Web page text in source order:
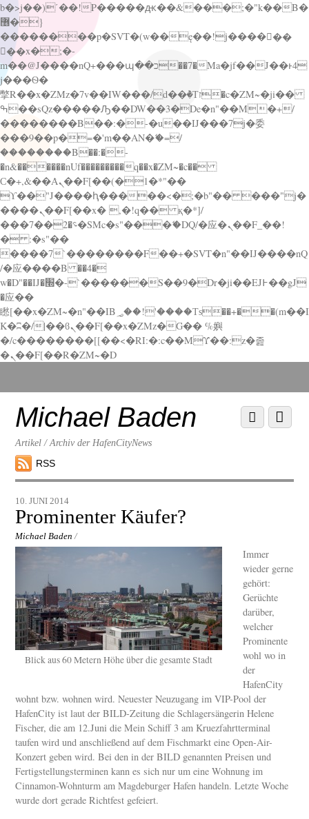
b�>j��)΄��!P�����ԫ��&���;�"k��B�
޶�}
��������p�SVT�(w��ę��!j������
��x�;�-
m��@J����nQ+���պ��כ��7�Ma�jf��J��ͱ4
j���Ѳ�
撆R��x�ZMz�7v��IW���/d��ٞ�Тז�c�ZM~�ji��
ߒ��sQz�����Ԡ��DW��3�De�n"��M�+/
��������B��:�-�u��IJ���7j�委
���9��p�=�'m��AN�ޭ�=/
��������B��:�-
�n&������nUf���������q��x�ZM~�c��
Ϲ�+,&��Ὰܢ��F[��(�1�*"��
ϒ��"J����ԧ�����<�;�b"�� ���"j�
����ܢ��F[��x� ,�!q�� қ�*]/
���؝�2��7�SMc�s"���ޭ�DQ/�应�ܢ��F_��!
� :�s"��
����7`��������F��+�SVT�n"��IJ����nQ
/�应����B ��4�
w�D"��IJ�׭�-`������S��9�Dr�ji��EJ߅��gJ
�应��
矁[��x�ZM~�n"��IB؃��!'����Тѕ��+��(m��I
K�ʭ�/|��ϐܢ��F[��x�ZMz�G�� %嬩
�/c��������[[��<�RI:�:c��MΎ��:z�졾
�ܢ��F[��R�ZM~�D
down
contentMichael Baden
Artikel / Archiv der HafenCityNews
RSS
Menu
Scroll
down
10. JUNI 2014
Prominenter Käufer?
Michael Baden /
Blick aus 60 Metern Höhe über die gesamte Stadt
Immer
wieder gerne
gehört:
Gerüchte
darüber,
welcher
Prominente
wohl wo in
der
HafenCity
wohnt bzw. wohnen wird. Neuester Neuzugang im VIP-Pool der
HafenCity ist laut der BILD-Zeitung die Schlagersängerin Helene
Fischer, die am 12.Juni die Mein Schiff 3 am Kruezfahrtterminal
taufen wird und anschließend auf dem Fischmarkt eine Open-Air-
Konzert geben wird. Bei den in der BILD genannten Preisen und
Fertigstellungsterminen kann es sich nur um eine Wohnung im
Cinnamon-Wohnturm am Magdeburger Hafen handeln. Letzte Woche
wurde dort gerade Richtfest gefeiert.